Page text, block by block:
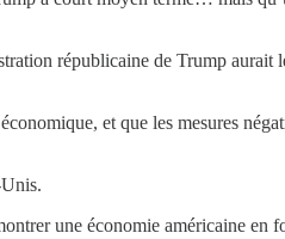
républicaine de Trump aurait
et que les mesures
une économie américaine en